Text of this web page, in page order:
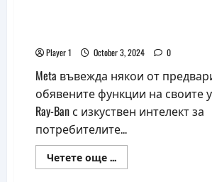
през
2026
Player 1 October 3, 2024 0
Meta въвежда някои от
обявените функции на своите
Ray-Ban с изкуствен интелект за
потребителите...
Четете още ...Read
more